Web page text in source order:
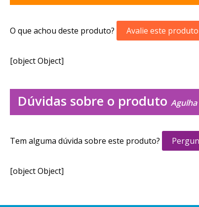
O que achou deste produto? Avalie este produto
[object Object]
Dúvidas sobre o produto Agulha
Tem alguma dúvida sobre este produto?
[object Object]